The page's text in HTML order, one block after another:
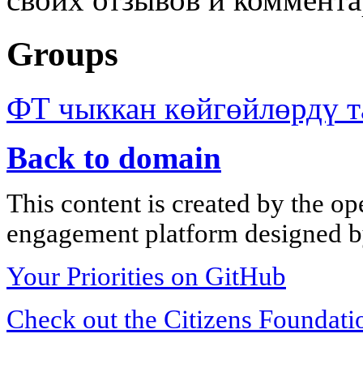
Groups
ФТ чыккан көйгөйлөрдү
Back to domain
This content is created by the
engagement platform designed
Your Priorities on GitHub
Check out the Citizens